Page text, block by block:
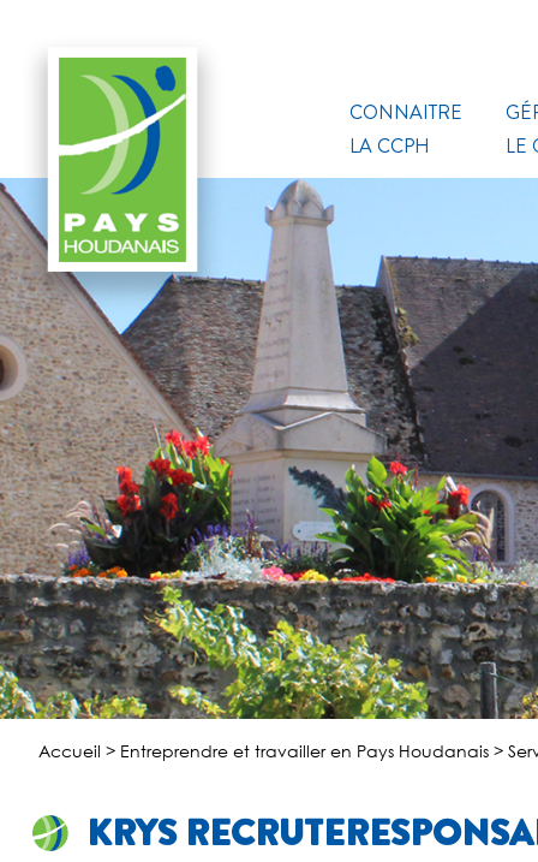
CONNAITRE
LA CCPH
LE
Accueil > Entreprendre et travailler en Pays Houdanais >
KRYS